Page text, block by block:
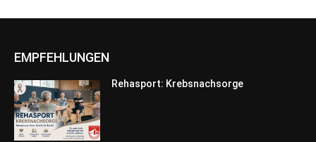
EMPFEHLUNGEN
Rehasport: Krebsnachsorge